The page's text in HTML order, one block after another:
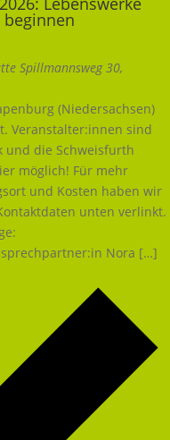
beginnen
Spillmannsweg 30,
(Niedersachsen)
Veranstalter:innen sind
und die Schweisfurth
möglich! Für mehr
und Kosten haben wir
unten verlinkt.
Nora […]